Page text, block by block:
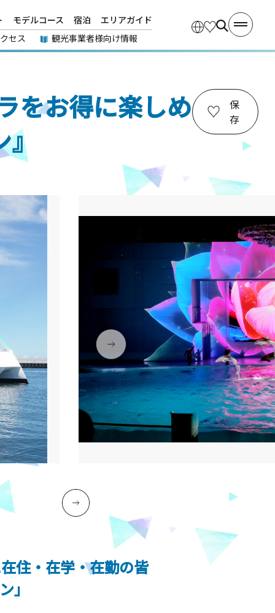
モデルコース 宿泊
エリアガイド
セス
観光事業者様向け情報
をお得に楽しめ
保
存
住・在学・在勤の皆
」